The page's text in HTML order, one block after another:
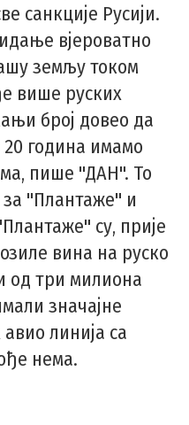
санкције Русији.
вјероватно
земљу током
више руских
број довео да
година имамо
пише "ДАН". То
"Плантаже" и
су, прије
вина на руско
од три милиона
значајне
линија са
нема.